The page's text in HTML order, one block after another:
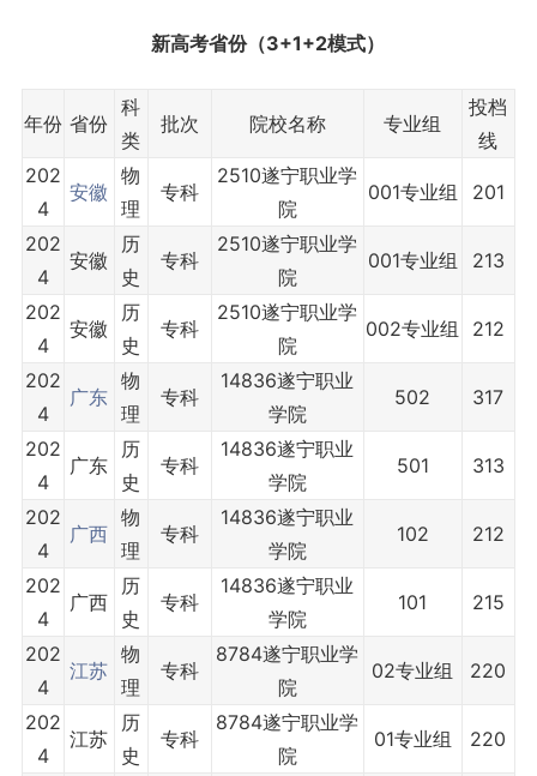
新高考省份（3+1+2模式）
年份 省份
科
类
批次 院校名称 专业组
投档
线
202
4
安徽
物
理
专科
2510遂宁职业学
院
001专业组 201
202
4
安徽
历
史
专科
2510遂宁职业学
院
001专业组 213
202
4
安徽
历
史
专科
2510遂宁职业学
院
002专业组 212
202
4
广东
物
理
专科
14836遂宁职业
学院
502 317
202
4
广东
历
史
专科
14836遂宁职业
学院
501 313
202
4
广西
物
理
专科
14836遂宁职业
学院
102 212
202
4
广西
历
史
专科
14836遂宁职业
学院
101 215
202
4
江苏
物
理
专科
8784遂宁职业学
院
02专业组 220
202
4
江苏
历
史
专科
8784遂宁职业学
院
01专业组 220